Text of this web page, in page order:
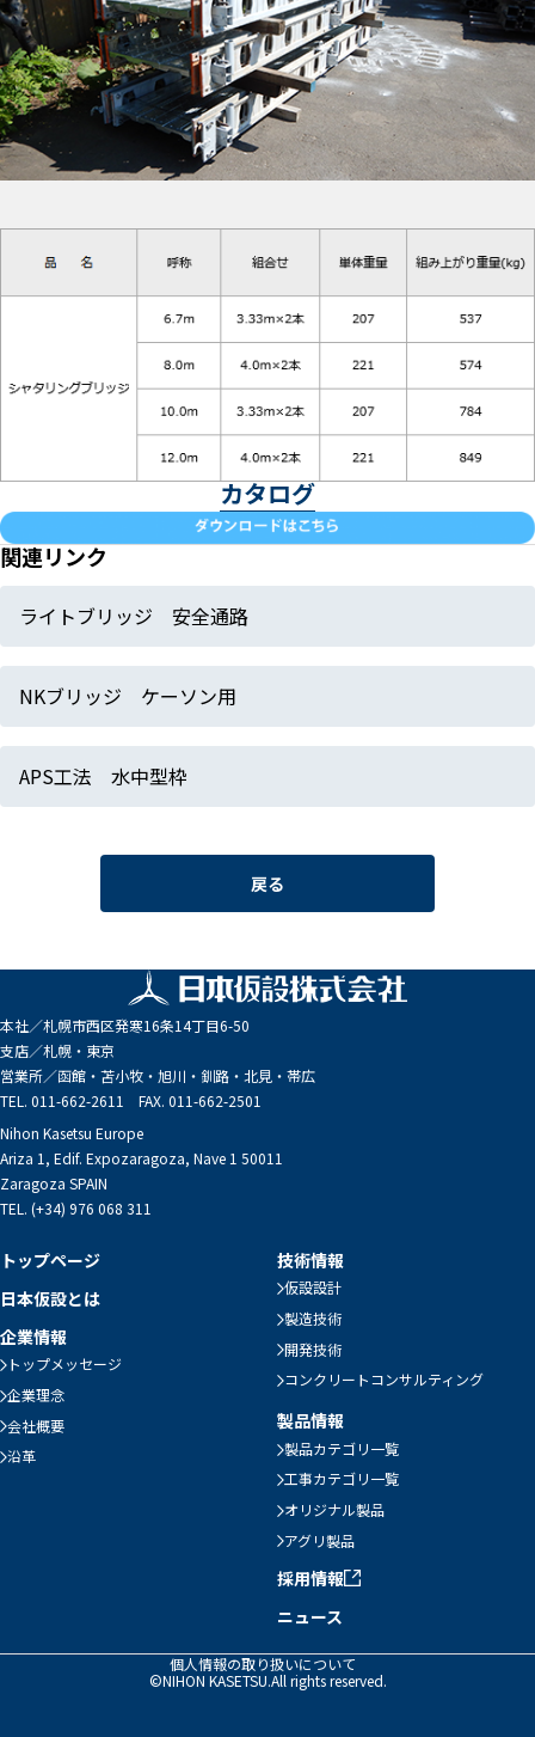
カタログ
関連リンク
ライトブリッジ 安全通路
NKブリッジ ケーソン用
APS工法 水中型枠
戻る
本社／札幌市西区発寒16条14丁目6-50
支店／札幌・東京
営業所／函館・苫小牧・旭川・釧路・北見・帯広
TEL. 011-662-2611 FAX. 011-662-2501
Nihon Kasetsu Europe
Ariza 1, Edif. Expozaragoza, Nave 1 50011
Zaragoza SPAIN
TEL. (+34) 976 068 311
トップページ
日本仮設とは
企業情報
トップメッセージ
企業理念
会社概要
沿革
技術情報
仮設設計
製造技術
開発技術
コンクリートコンサルティング
製品情報
製品カテゴリ一覧
工事カテゴリ一覧
オリジナル製品
アグリ製品
採用情報
ニュース
個人情報の取り扱いについて
©NIHON KASETSU.All rights reserved.